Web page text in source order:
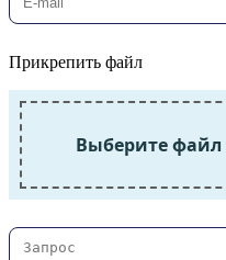
Прикрепить файл
Выберите файл